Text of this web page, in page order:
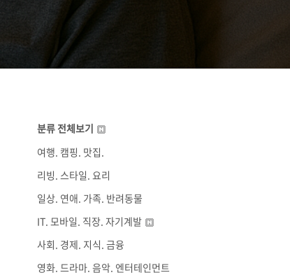
분류 전체보기
여행. 캠핑. 맛집.
리빙. 스타일. 요리
일상. 연애. 가족. 반려동물
IT. 모바일. 직장. 자기계발
사회. 경제. 지식. 금융
영화. 드라마. 음악. 엔터테인먼트